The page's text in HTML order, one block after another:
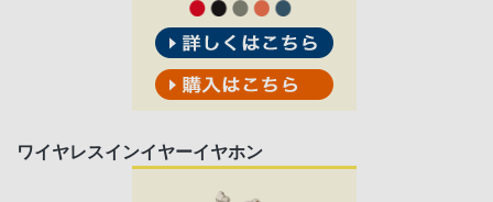
ワイヤレスインイヤーイヤホン